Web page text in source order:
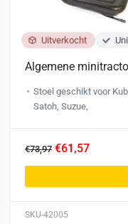
Uitverkocht
SKU-42005
Algemene
Stoel geschikt voor
Satoh, Suzue,
€73,97 €61,57